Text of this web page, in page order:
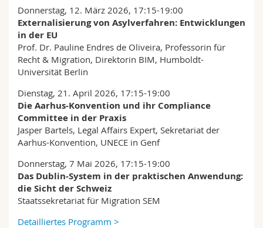
Donnerstag, 12. März 2026, 17:15-19:00
Externalisierung von Asylverfahren: Entwicklungen
in der EU
Prof. Dr. Pauline Endres de Oliveira, Professorin für
Recht & Migration, Direktorin BIM, Humboldt-
Universität Berlin
Dienstag, 21. April 2026, 17:15-19:00
Die Aarhus-Konvention und ihr Compliance
Committee in der Praxis
Jasper Bartels, Legal Affairs Expert, Sekretariat der
Aarhus-Konvention, UNECE in Genf
Donnerstag, 7 Mai 2026, 17:15-19:00
Das Dublin-System in der praktischen Anwendung:
die Sicht der Schweiz
Staatssekretariat für Migration SEM
Detailliertes Programm >